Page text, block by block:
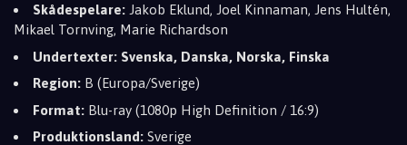
Skådespelare: Jakob Eklund, Joel Kinnaman, Jens Hultén,
Mikael Tornving, Marie Richardson
Undertexter: Svenska, Danska, Norska, Finska
Region: B (Europa/Sverige)
Format: Blu-ray (1080p High Definition / 16:9)
Produktionsland: Sverige